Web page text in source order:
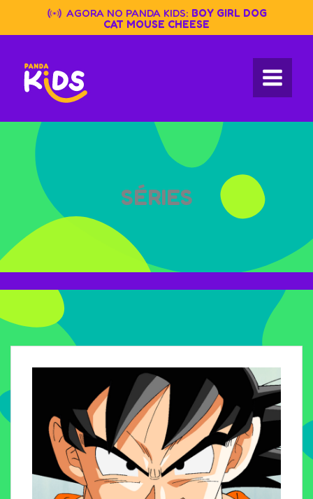
content
AGORA NO PANDA KIDS: BOY GIRL DOG
CAT MOUSE CHEESE
SÉRIES